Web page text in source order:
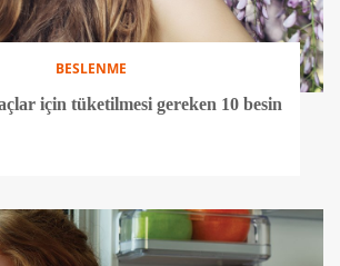
BESLENME
için tüketilmesi gereken 10 besin